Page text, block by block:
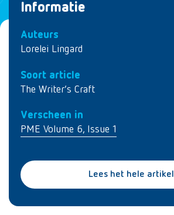
Informatie
Auteurs
Lorelei Lingard
Soort article
The Writer’s Craft
Verscheen in
PME Volume 6, Issue 1
Lees het hele artikel